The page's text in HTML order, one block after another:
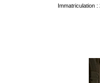
Immatriculation